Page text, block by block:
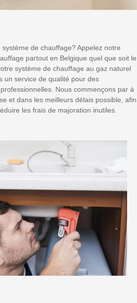
de chauffage? Appelez notre
partout en Belgique quel que soit le
système de chauffage au gaz naturel
un service de qualité pour des
Nous commençons par à
et dans les meilleurs délais possible, afin
les frais de majoration inutiles.